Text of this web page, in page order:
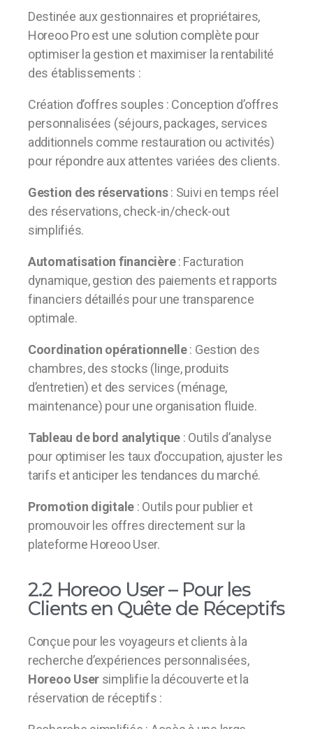
Destinée aux gestionnaires et propriétaires,
Horeoo Pro est une solution complète pour
optimiser la gestion et maximiser la rentabilité
des établissements :
Création d’offres souples : Conception d’offres
personnalisées (séjours, packages, services
additionnels comme restauration ou activités)
pour répondre aux attentes variées des clients.
Gestion des réservations: Suivi en temps réel
des réservations, check-in/check-out
simplifiés.
Automatisation financière: Facturation
dynamique, gestion des paiements et rapports
financiers détaillés pour une transparence
optimale.
Coordination opérationnelle: Gestion des
chambres, des stocks (linge, produits
d’entretien) et des services (ménage,
maintenance) pour une organisation fluide.
Tableau de bord analytique: Outils d’analyse
pour optimiser les taux d’occupation, ajuster les
tarifs et anticiper les tendances du marché.
Promotion digitale : Outils pour publier et
promouvoir les offres directement sur la
plateforme Horeoo User.
2.2 Horeoo User – Pour les
Clients en Quête de Réceptifs
Conçue pour les voyageurs et clients à la
recherche d’expériences personnalisées,
Horeoo User simplifie la découverte et la
réservation de réceptifs :